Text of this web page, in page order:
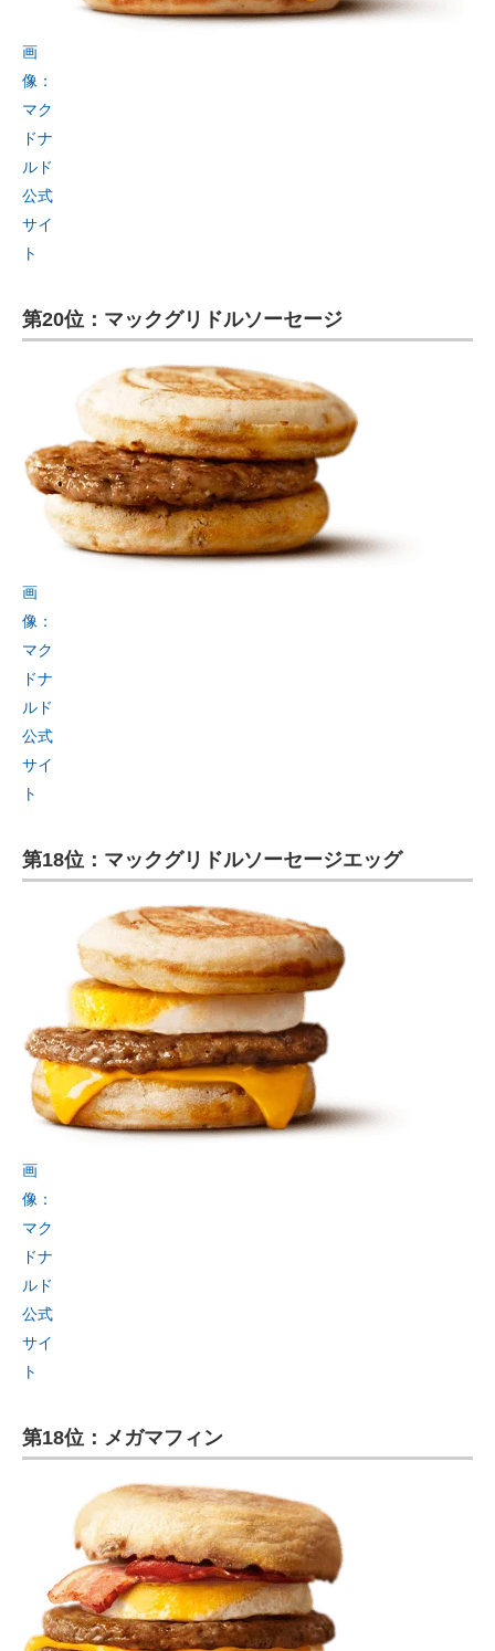
画
像：
マク
ドナ
ルド
公式
サイ
ト
第20位：マックグリドルソーセージ
画
像：
マク
ドナ
ルド
公式
サイ
ト
第18位：マックグリドルソーセージエッグ
画
像：
マク
ドナ
ルド
公式
サイ
ト
第18位：メガマフィン